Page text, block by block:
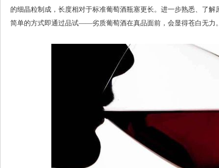
的细晶粒制成，长度相对于标准葡萄酒瓶塞更长。进一步熟悉、了
简单的方式即通过品试——劣质葡萄酒在真品面前，会显得苍白无力